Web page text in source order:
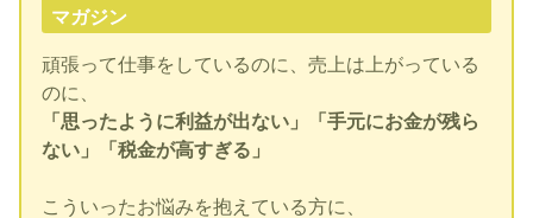
マガジン
頑張って仕事をしているのに、売上は上がっている
のに、
「思ったように利益が出ない」「手元にお金が残ら
ない」「税金が高すぎる」
こういったお悩みを抱えている方に、